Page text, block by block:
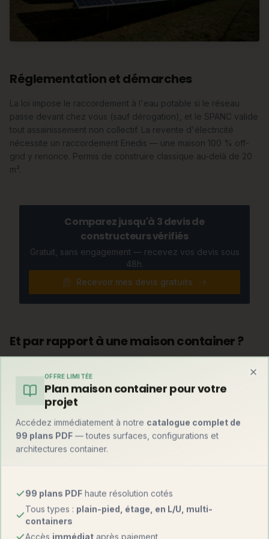
Réglementation et démarches
La loi impose le raccordement à l'eau potable si le réseau
passe devant chez vous (sauf dérogation), et le SPANC valide
tout assainissement non collectif. La revente d'électricité
nécessite un raccordement Enedis — une maison 100 % off-
grid y renonce. Permis de construire classique au-delà de 20
m².
Comparez jusqu'à 3 devis de
constructeurs vérifiés
Gratuit, sans engagement — recevez vos devis sous
48h.
Recevoir mes devis gratuits
Et par rapport à une maison container ?
Avant de trancher, comparez avec la solution container —
souvent la plus rapide du marché :
Critère
Prix au m²
1 800 – 3
000 €
1 000 – 1 800 € (+
Autonomie
(conçue
pour)
Possible en option
Isolation
Niveau
OFFRE LIMITÉE
Plan maison container pour votre
projet
Accédez immédiatement à notre catalogue complet de
99 plans PDF — toutes surfaces, configurations et
architectures container.
99 plans PDF haute résolution cotés
Tous types : plain-pied, étage, en L/U, multi-
containers
Accès immédiat après paiement